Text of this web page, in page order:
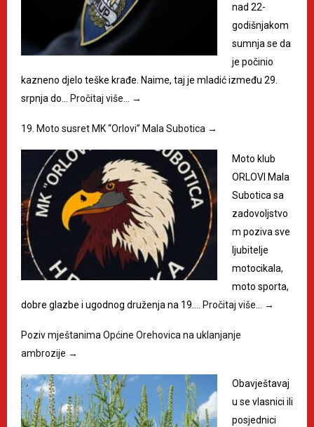
nad 22-
godišnjakom
sumnja se da
je počinio
kazneno djelo teške krađe. Naime, taj je mladić između 29.
srpnja do…
Pročitaj više… →
19. Moto susret MK “Orlovi” Mala Subotica →
Moto klub
ORLOVI Mala
Subotica sa
zadovoljstvo
m poziva sve
ljubitelje
motocikala,
moto sporta,
dobre glazbe i ugodnog druženja na 19.…
Pročitaj više… →
Poziv mještanima Općine Orehovica na uklanjanje
ambrozije →
Obavještavaj
u se vlasnici ili
posjednici